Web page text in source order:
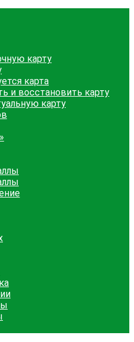
карту
карта
и восстановить карту
карту